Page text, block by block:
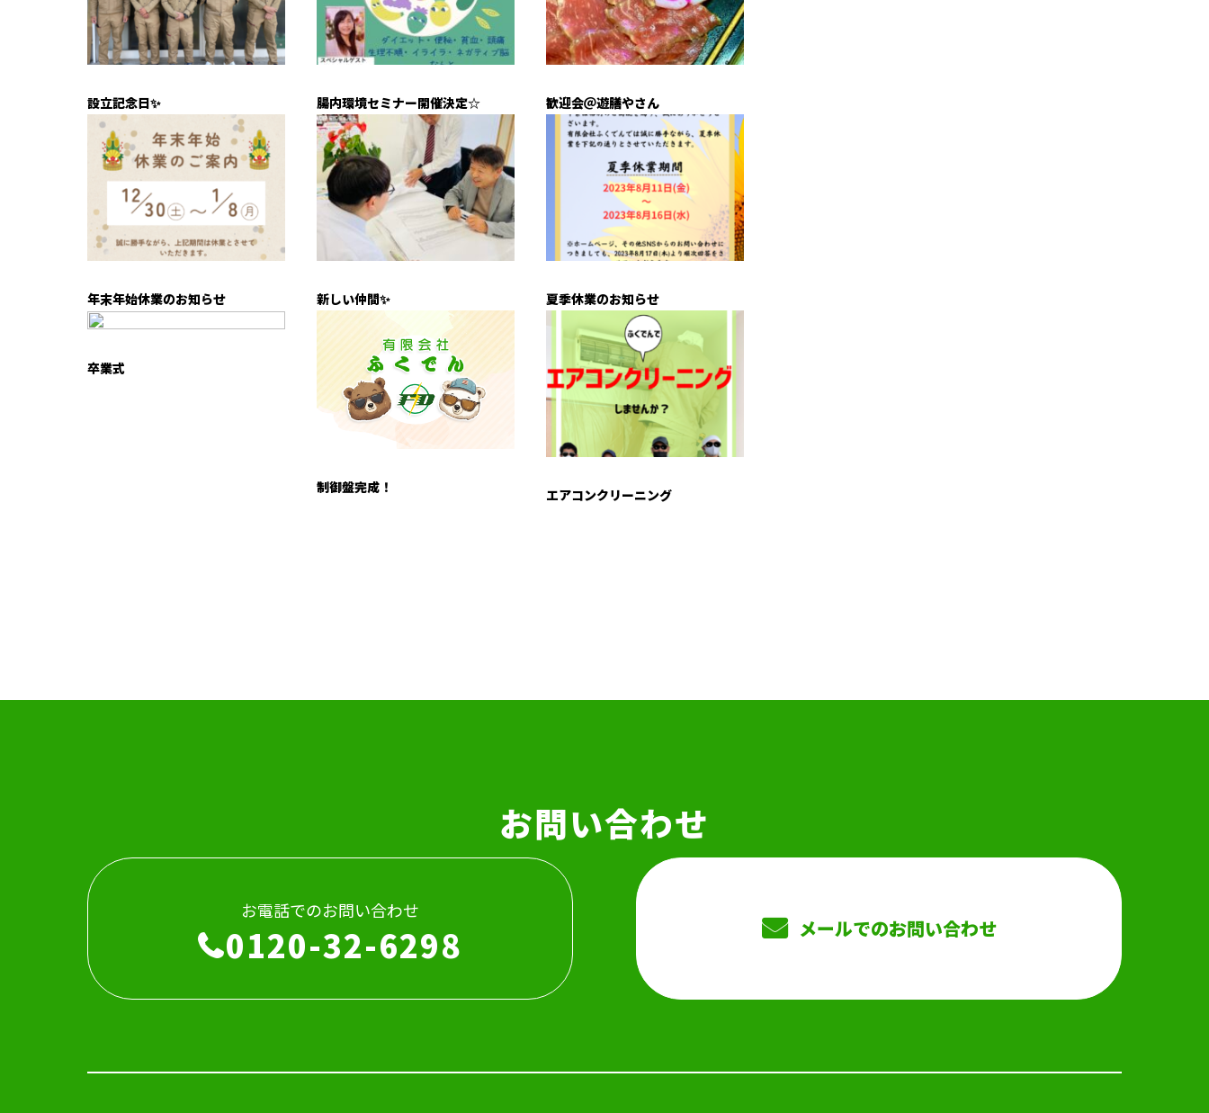
設立記念日✨ 腸内環境セミナー開催決定☆ 歓迎会＠遊膳やさん
年末年始休業のお知らせ 新しい仲間✨ 夏季休業のお知らせ
卒業式
制御盤完成！ エアコンクリーニング
お問い合わせ
お電話でのお問い合わせ
0120-32-6298 メールでのお問い合わせ